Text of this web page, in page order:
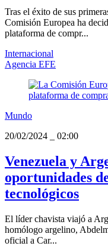
Tras el éxito de sus
Comisión Europea ha
plataforma de compr...
Internacional
Agencia EFE
Mundo
20/02/2024
02:00
Venezuela y
oportunidades
tecnológicos
El líder chavista viajó a
homólogo argelino,
oficial a Car...